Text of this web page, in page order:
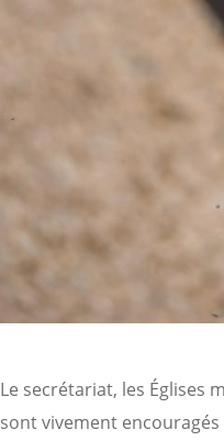
Le secrétariat, les Églises
sont vivement